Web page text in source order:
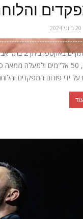
20 ביוני 2024
אלופים, 50 אל"מים
על ידי פורום המפקדים